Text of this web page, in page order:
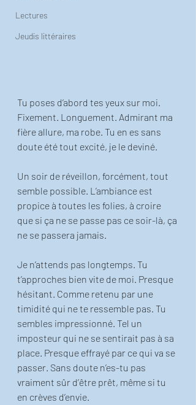
Lectures
Jeudis littéraires
Tu poses d’abord tes yeux sur moi.
Fixement. Longuement. Admirant ma
fière allure, ma robe. Tu en es sans
doute été tout excité, je le deviné.
Un soir de réveillon, forcément, tout
semble possible. L’ambiance est
propice à toutes les folies, à croire
que si ça ne se passe pas ce soir-là, ça
ne se passera jamais.
Je n’attends pas longtemps. Tu
t’approches bien vite de moi. Presque
hésitant. Comme retenu par une
timidité qui ne te ressemble pas. Tu
sembles impressionné. Tel un
imposteur qui ne se sentirait pas à sa
place. Presque effrayé par ce qui va se
passer. Sans doute n’es-tu pas
vraiment sûr d’être prêt, même si tu
en crèves d’envie.